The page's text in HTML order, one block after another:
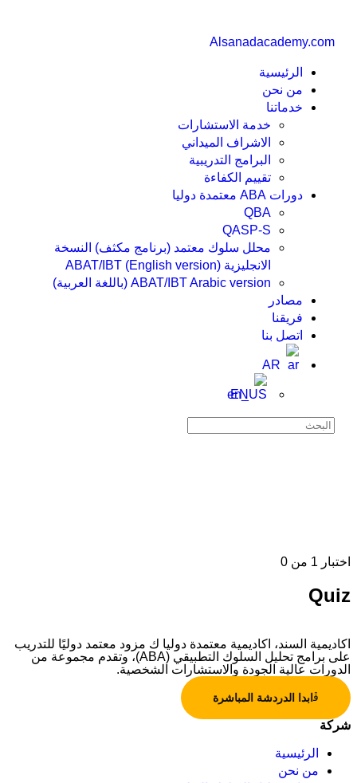
Alsanadacademy.com
الرئيسية
من نحن
خدماتنا
خدمة الاستشارات
الاشراف الميداني
البرامج التدريبية
تقييم الكفاءة
دورات ABA معتمدة دوليا
QBA
QASP-S
محلل سلوك معتمد (برنامج مكثف) النسخة
الانجليزية ABAT/IBT (English version)
ABAT/IBT Arabic version (باللغة العربية)
مصادر
فريقنا
اتصل بنا
AR
EN
اختبار 1 من 0
Quiz
اكاديمية السند، اكاديمية معتمدة دوليا ك مزود معتمد دوليًا للتدريب
على برامج تحليل السلوك التطبيقي (ABA)، وتقدم مجموعة من
الدورات عالية الجودة والاستشارات الشخصية.
ابدا الدردشة المباشرة
شركة
الرئيسية
من نحن